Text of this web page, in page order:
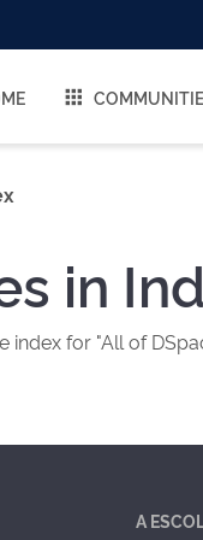
in
index for "All of
A